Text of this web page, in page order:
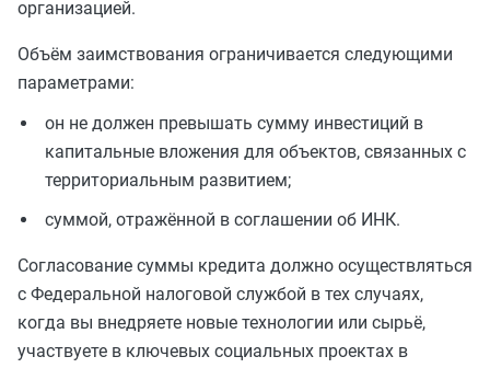
организацией.
Объём заимствования ограничивается следующими
параметрами:
он не должен превышать сумму инвестиций в
капитальные вложения для объектов, связанных с
территориальным развитием;
суммой, отражённой в соглашении об ИНК.
Согласование суммы кредита должно осуществляться
с Федеральной налоговой службой в тех случаях,
когда вы внедряете новые технологии или сырьё,
участвуете в ключевых социальных проектах в